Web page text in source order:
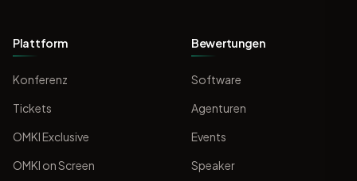
Plattform
Konferenz
Tickets
OMKI Exclusive
OMKI on Screen
Bewertungen
Software
Agenturen
Events
Speaker